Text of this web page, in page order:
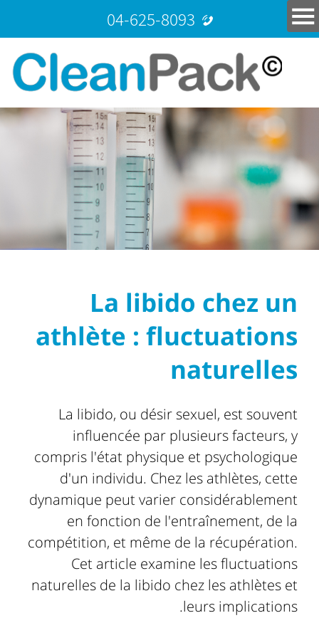
04-625-8093
La libido chez un
athlète : fluctuations
naturelles
La libido, ou désir sexuel, est souvent
influencée par plusieurs facteurs, y
compris l'état physique et psychologique
d'un individu. Chez les athlètes, cette
dynamique peut varier considérablement
en fonction de l'entraînement, de la
compétition, et même de la récupération.
Cet article examine les fluctuations
naturelles de la libido chez les athlètes et
leurs implications.